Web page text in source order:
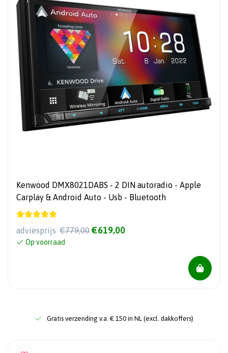
Kenwood DMX8021DABS - 2 DIN autoradio - Apple
Carplay & Android Auto - Usb - Bluetooth
adviesprijs €779,00 €619,00
Op voorraad
Gratis verzending v.a. € 150 in NL (excl. dakkoffers)